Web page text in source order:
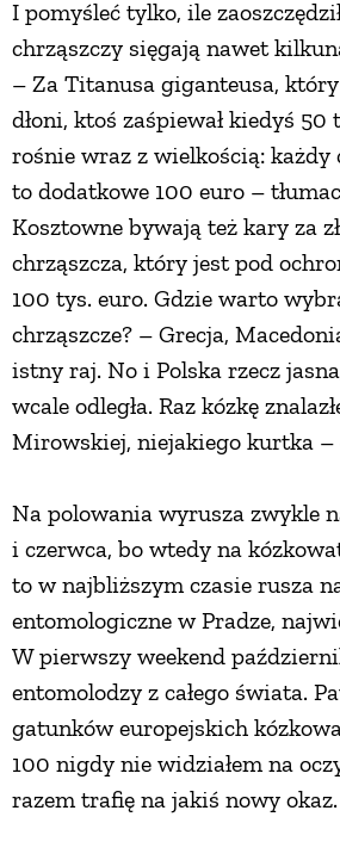
I pomyśleć tylko, ile
chrząszczy sięgają nawet
– Za Titanusa giganteusa,
dłoni, ktoś zaśpiewał kiedyś 50
rośnie wraz z wielkością: każdy
to dodatkowe 100 euro –
Kosztowne bywają też kary za
chrząszcza, który jest pod
100 tys. euro. Gdzie warto
chrząszcze? – Grecja,
istny raj. No i Polska rzecz
wcale odległa. Raz kózkę
Mirowskiej, niejakiego kurtka –
Na polowania wyrusza zwykle
i czerwca, bo wtedy na
to w najbliższym czasie rusza
entomologiczne w Pradze,
W pierwszy weekend
entomolodzy z całego świata.
gatunków europejskich
100 nigdy nie widziałem na
razem trafię na jakiś nowy okaz.